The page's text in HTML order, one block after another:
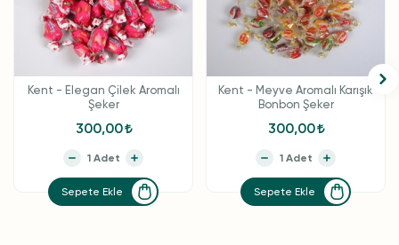
Kent - Elegan Çilek Aromalı
Şeker
300,00
Sepete Ekle
Kent - Meyve Aromalı Karışık
Bonbon Şeker
300,00
Sepete Ekle